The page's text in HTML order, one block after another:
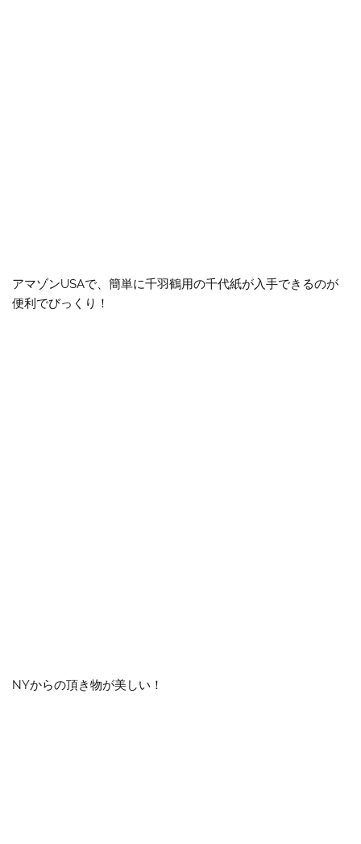
アマゾンUSAで、簡単に千羽鶴用の千代紙が入手できるのが
便利でびっくり！
NYからの頂き物が美しい！